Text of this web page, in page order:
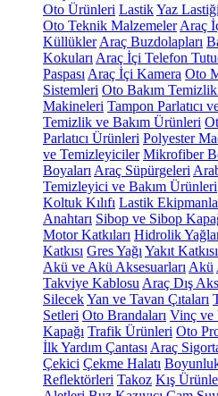
Oto Ürünleri LastikYaz Lastiği
Oto Teknik Malzemeler Araç
Küllükler Araç Buzdolapları
Kokuları Araç İçi Telefon
Paspası Araç İçi Kamera Oto
Sistemleri Oto Bakım
Makineleri Tampon Parlatıcı
Temizlik ve Bakım Ürünleri
Parlatıcı Ürünleri Polyester
ve Temizleyiciler Mikrofiber
Boyaları Araç Süpürgeleri
Temizleyici ve Bakım Ürünleri
Koltuk Kılıfı Lastik
Anahtarı Sibop ve Sibop
Motor Katkıları Hidrolik
Katkısı Gres Yağı Yakıt Katkısı
Akü ve Akü Aksesuarları Akü
Takviye Kablosu Araç Dış
SilecekYan ve Tavan Çıtaları
Setleri Oto Brandaları Vinç ve
Kapağı Trafik Ürünleri Oto
İlk Yardım Çantası Araç
Çekici Çekme Halatı
Reflektörleri Takoz Kış